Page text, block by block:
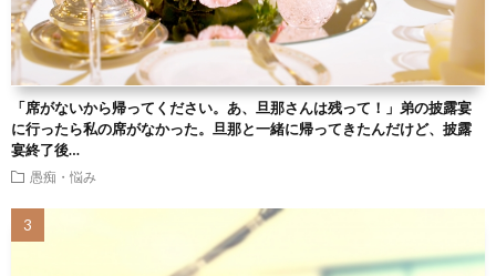
「席がないから帰ってください。あ、旦那さんは残って！」弟の披露宴
に行ったら私の席がなかった。旦那と一緒に帰ってきたんだけど、披露
宴終了後…
愚痴・悩み